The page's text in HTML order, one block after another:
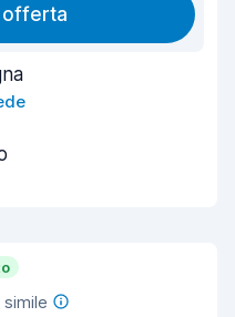
offerta